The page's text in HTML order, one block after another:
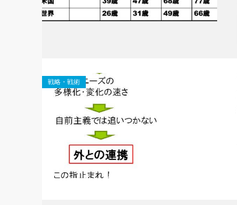
戦略・戦術